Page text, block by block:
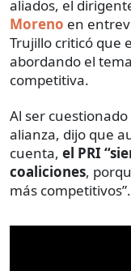
aliados, el
Moreno en
Trujillo criticó que
abordando el
competitiva.
Al ser
alianza, dijo que
cuenta, el PRI
coaliciones,
más competitivos”.